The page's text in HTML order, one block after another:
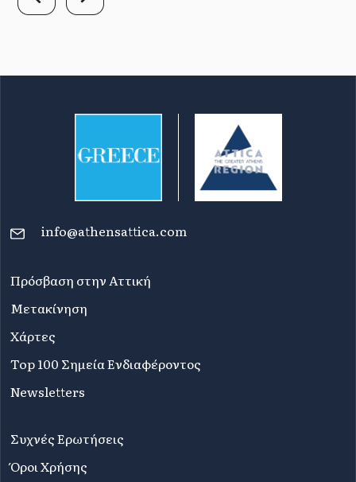
info@athensattica.com
Πρόσβαση στην Αττική
Μετακίνηση
Χάρτες
Top 100 Σημεία Ενδιαφέροντος
Newsletters
Συχνές Ερωτήσεις
Όροι Χρήσης